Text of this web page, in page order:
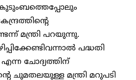
മന്ത്രി പറയുന്നു.
പദ്ധതി
ചോദ്യത്തിന്
ചുമതലയുള്ള മന്ത്രി മറുപടി